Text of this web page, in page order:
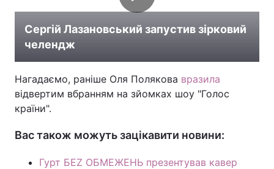
Сергій Лазановський запустив зірковий
челендж
Нагадаємо, раніше Оля Полякова вразила
відвертим вбранням на зйомках шоу "Голос
країни".
Вас також можуть зацікавити новини:
Гурт БЕZ ОБМЕЖЕНЬ презентував кавер